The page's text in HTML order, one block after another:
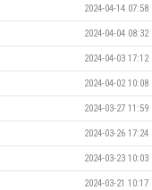
2024-04-14 07:58
2024-04-04 08:32
2024-04-03 17:12
2024-04-02 10:08
2024-03-27 11:59
2024-03-26 17:24
2024-03-23 10:03
2024-03-21 10:17